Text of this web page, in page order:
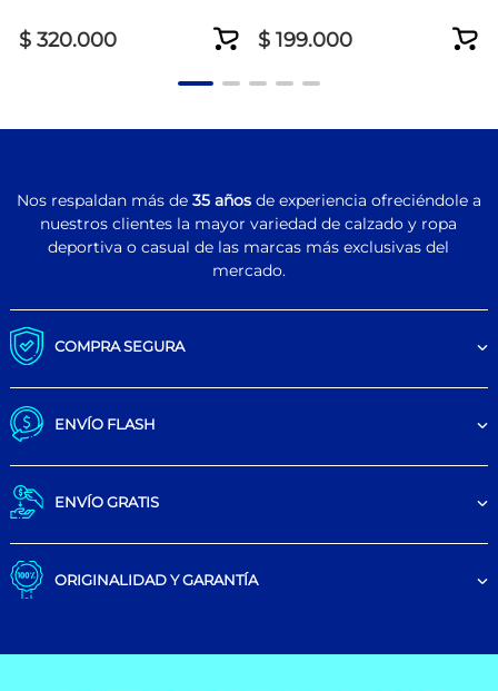
$ 320.000 $ 199.000
Nos respaldan más de 35 añosde experiencia ofreciéndole a
nuestros clientes la mayor variedad de calzado y ropa
deportiva o casual de las marcas más exclusivas del
mercado.
COMPRA SEGURA
ENVÍO FLASH
ENVÍO GRATIS
ORIGINALIDAD Y GARANTÍA